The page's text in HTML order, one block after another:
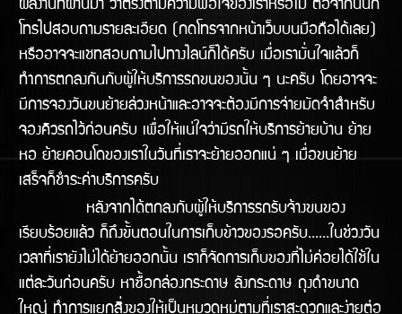
ผลงานทีี่ผ่านมา ว่าตรงตามความพอใจของเราหรือไม่ ต่อจากนั้นก็
โทรไปสอบถามรายละเอียด (กดโทรจากหน้าเว็บบนมือถือได้เลย)
หรืออาจจะแชทสอบถามไปทางไลน์ก็ได้ครับ เมื่อเรามั่นใจแล้วก็
ทำการตกลงกันกับผู้ให้บริการรถขนของนั้น ๆ นะครับ โดยอาจจะ
มีการจองวันขนย้ายล่วงหน้าและอาจจะต้องมีการจ่ายมัดจำสำหรับ
จองคิวรถไว้ก่อนครับ เพื่อให้แน่ใจว่ามีรถให้บริิการย้ายบ้าน ย้าย
หอ ย้ายคอนโดของเราในวันทีี่เราจะย้ายออกแน่ ๆ เมื่อขนย้าย
เสร็จก็ชำระค่าบริการครับ
หลังจากได้ตกลงกับผู้ให้บริการรถรับจ้างขนของ
เรียบร้อยแล้ว ก็ถึงขั้นตอนในการเก็บข้าวของรอครับ......ในช่วงวัน
เวลาที่เรายังไม่ได้ย้ายออกนั้น เราก็จัดการเก็บของที่ไม่ค่อยได้ใช้ใน
แต่ละวันก่อนครับ หาซื้อกล่องกระดาษ ลังกระดาษ ถุงดำขนาด
ใหญ่ ทำการแยกสิ่งของให้เป็นหมวดหมู่ตามที่เราสะดวกและง่ายต่อ